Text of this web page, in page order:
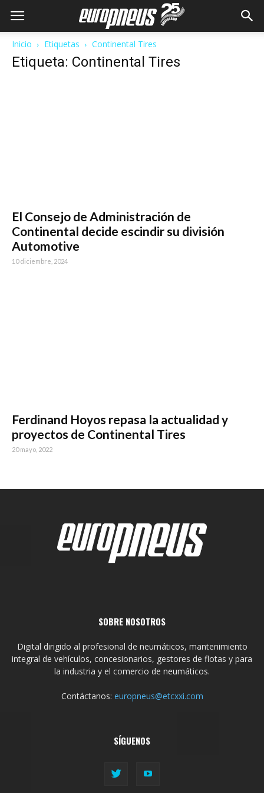
Inicio Etiquetas Continental Tires
Etiqueta: Continental Tires
El Consejo de Administración de
Continental decide escindir su división
Automotive
10 diciembre, 2024
Ferdinand Hoyos repasa la actualidad y
proyectos de Continental Tires
20 mayo, 2022
SOBRE NOSOTROS
Digital dirigido al profesional de neumáticos, mantenimiento
integral de vehículos, concesionarios, gestores de flotas y para
la industria y el comercio de neumáticos.
Contáctanos: europneus@etcxxi.com
SÍGUENOS